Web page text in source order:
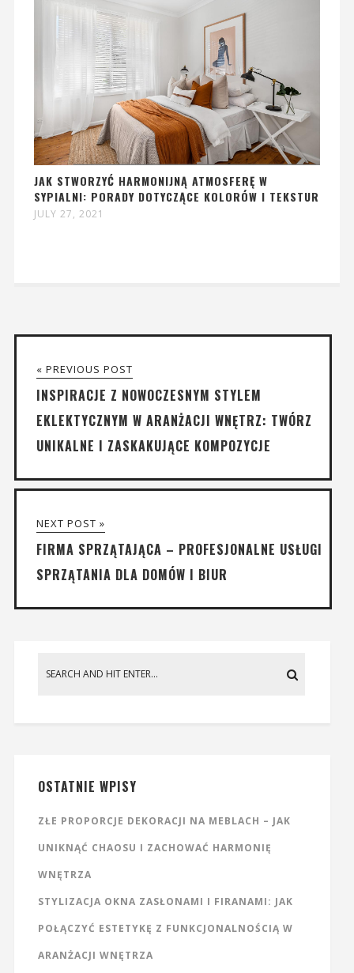
JAK STWORZYĆ HARMONIJNĄ ATMOSFERĘ W
SYPIALNI: PORADY DOTYCZĄCE KOLORÓW I TEKSTUR
JULY 27, 2021
« PREVIOUS POST
INSPIRACJE Z NOWOCZESNYM STYLEM
EKLEKTYCZNYM W ARANŻACJI WNĘTRZ: TWÓRZ
UNIKALNE I ZASKAKUJĄCE KOMPOZYCJE
NEXT POST »
FIRMA SPRZĄTAJĄCA – PROFESJONALNE USŁUGI
SPRZĄTANIA DLA DOMÓW I BIUR
OSTATNIE WPISY
ZŁE PROPORCJE DEKORACJI NA MEBLACH – JAK
UNIKNĄĆ CHAOSU I ZACHOWAĆ HARMONIĘ
WNĘTRZA
STYLIZACJA OKNA ZASŁONAMI I FIRANAMI: JAK
POŁĄCZYĆ ESTETYKĘ Z FUNKCJONALNOŚCIĄ W
ARANŻACJI WNĘTRZA